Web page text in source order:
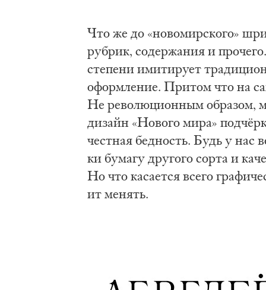
Что же до «но­во­мир­ско­го»
руб­рик, со­дер­жа­ния и
сте­пе­ни ими­ти­ру­ет
оформ­ле­ние. При­том что на
Не ре­во­лю­ци­он­ным об­ра­зом,
ди­зайн «Но­во­го ми­ра»
чест­ная бед­ность. Будь у нас
ки бу­ма­гу дру­го­го сор­та и
Но что ка­са­ет­ся все­го
ит ме­нять.